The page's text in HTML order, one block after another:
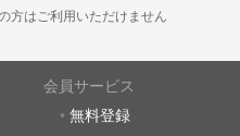
方はご利用いただけません
会員サービス
無料登録